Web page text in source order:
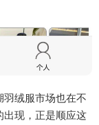
绒服市场也在不
出现，正是顺应这